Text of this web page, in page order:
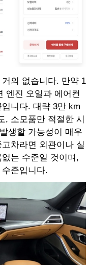
의 없습니다. 만약 1
엔진 오일과 에어컨
니다. 대략 3만 km
, 소모품만 적절한 시
생할 가능성이 매우
차라면 외관이나 실
는 수준일 것이며,
준입니다.